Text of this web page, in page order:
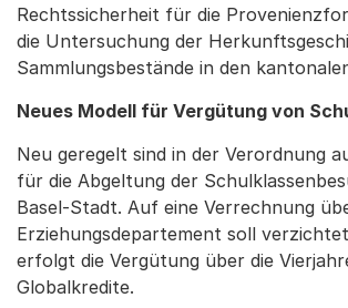
Rechtssicherheit für die
die Untersuchung der
Sammlungsbestände in den
Neues Modell für Vergütung von
Neu geregelt sind in der Verordnung
für die Abgeltung der
Basel-Stadt. Auf eine Verrechnung
Erziehungsdepartement soll
erfolgt die Vergütung über die
Globalkredite.